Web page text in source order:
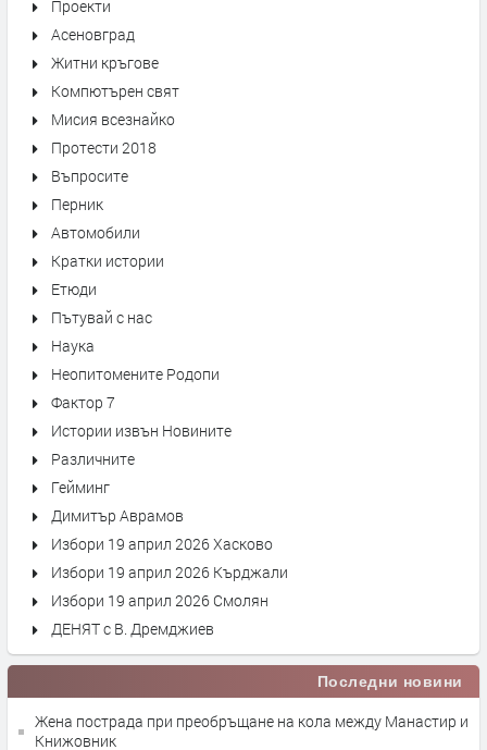
Проекти
Асеновград
Житни кръгове
Компютърен свят
Мисия всезнайко
Протести 2018
Въпросите
Перник
Автомобили
Кратки истории
Етюди
Пътувай с нас
Наука
Неопитомените Родопи
Фактор 7
Истории извън Новините
Различните
Гейминг
Димитър Аврамов
Избори 19 април 2026 Хасково
Избори 19 април 2026 Кърджали
Избори 19 април 2026 Смолян
ДЕНЯТ с В. Дремджиев
Последни новини
Жена пострада при преобръщане на кола между Манастир и
Книжовник